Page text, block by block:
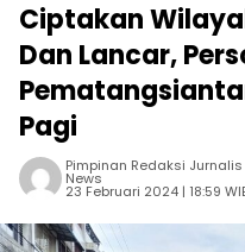
Ciptakan
Dan Lancar,
Pagi
Pimpinan Redaksi
News
23 Februari 2024 | 18:59